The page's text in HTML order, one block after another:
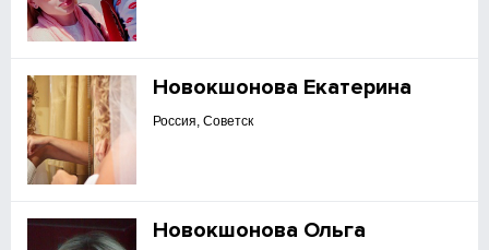
Новокшонова Екатерина
Россия, Советск
Новокшонова Ольга